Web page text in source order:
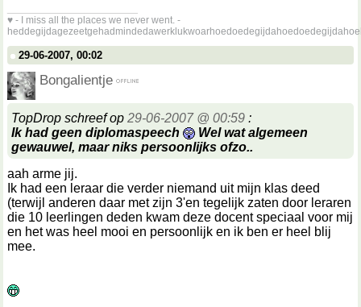
♥ - I miss all the places we never went. -
29-06-2007, 00:02
Bongalientje
TopDrop schreef op 29-06-2007 @ 00:59 :
Ik had geen diplomaspeech
Wel wat algemeen
gewauwel, maar niks persoonlijks ofzo..
aah arme jij.
Ik had een leraar die verder niemand uit mijn klas deed
(terwijl anderen daar met zijn 3'en tegelijk zaten door leraren
die 10 leerlingen deden kwam deze docent speciaal voor mij
en het was heel mooi en persoonlijk en ik ben er heel blij
mee.